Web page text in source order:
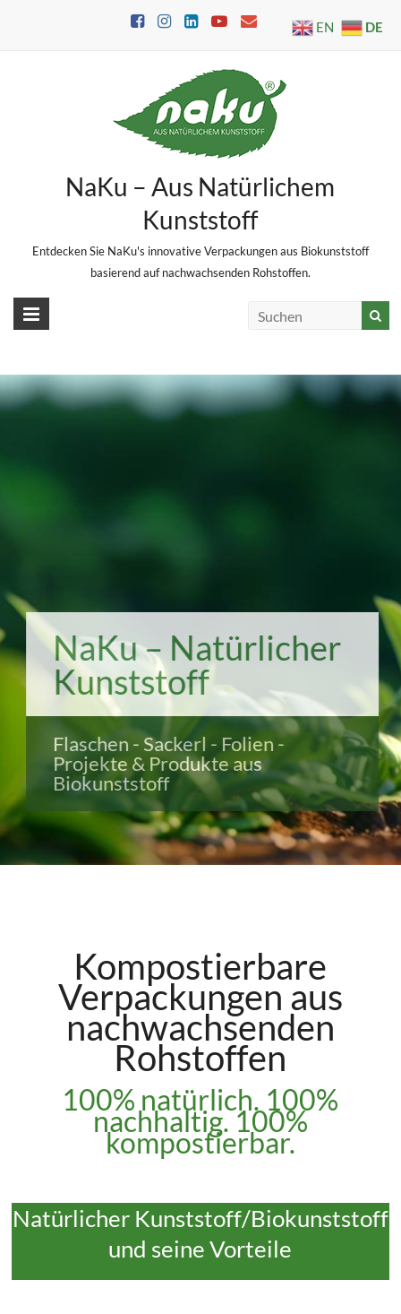
NaKu – Aus Natürlichem
Kunststoff
Entdecken Sie NaKu's innovative Verpackungen aus Biokunststoff
basierend auf nachwachsenden Rohstoffen.
NaKu – Natürlicher
Kunststoff
Flaschen - Sackerl - Folien -
Projekte & Produkte aus
Biokunststoff
Kompostierbare
Verpackungen aus
nachwachsenden
Rohstoffen
100% natürlich. 100%
nachhaltig. 100%
kompostierbar.
Natürlicher Kunststoff/Biokunststoff
und seine Vorteile
EN DE